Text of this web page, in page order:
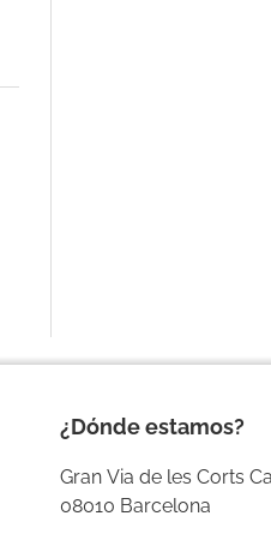
¿Dónde estamos?
Gran Via de les Corts
08010 Barcelona